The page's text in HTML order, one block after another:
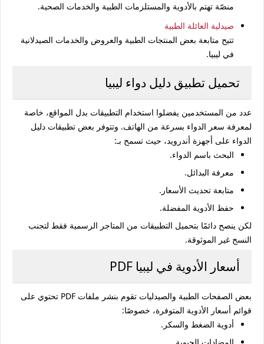
منصّة تهتم بالأدوية والمستلزمات الطبية والخدمات الصحية.
صيدلية العائلة الطبية
تتيح متابعة بعض المنتجات الطبية والعروض والخدمات الصيدلانية
في ليبيا.
تحميل تطبيق دليل دواء ليبيا
عدد من المستخدمين يفضلوا استخدام التطبيقات بدل المواقع، خاصة
لمعرفة سعر الدواء بسرعة من الهاتف. وتتوفر بعض تطبيقات دليل
الدواء على أجهزة أندرويد، حيث تسمح بـ:
البحث باسم الدواء.
معرفة البدائل.
متابعة تحديث الأسعار.
حفظ الأدوية المفضلة.
لكن ينصح دائمًا بتحميل التطبيقات من المتاجر الرسمية فقط لتجنب
النسخ غير الموثوقة.
أسعار الأدوية في ليبيا PDF
بعض الصفحات الطبية والصيدليات تقوم بنشر ملفات PDF تحتوي على
قوائم أسعار الأدوية المتوفرة، خصوصًا:
أدوية الضغط والسكر.